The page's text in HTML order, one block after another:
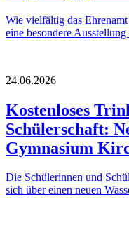
Wie vielfältig das
eine besondere
24.06.2026
Kostenloses
Schülerschaft:
Gymnasium
Die Schülerinnen und
sich über einen neuen